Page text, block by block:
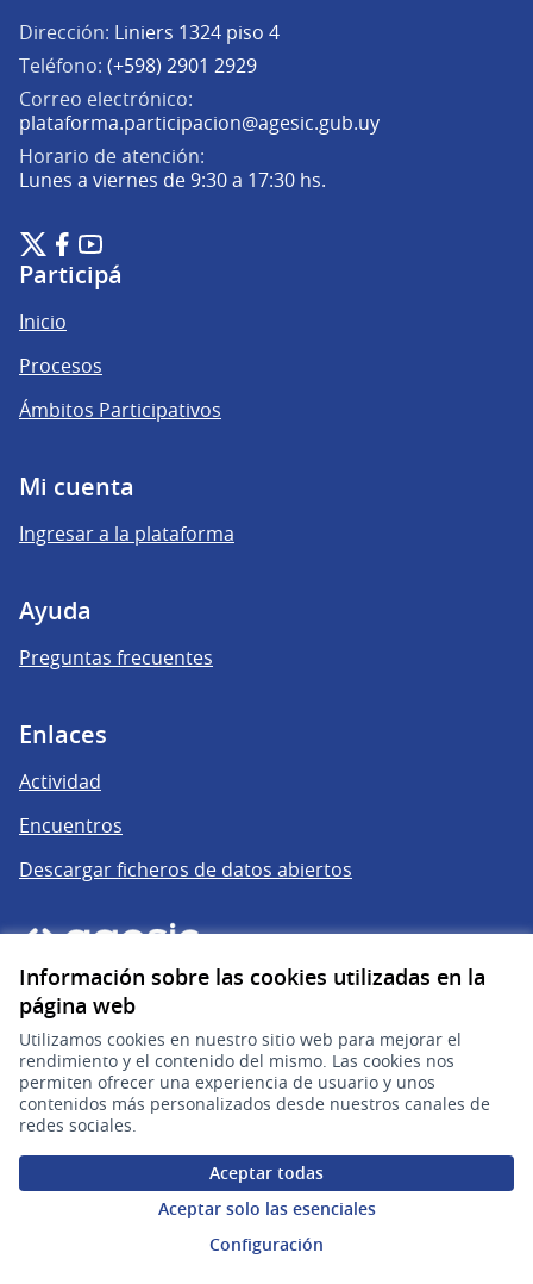
Información sobre las cookies utilizadas en la
página web
Utilizamos cookies en nuestro sitio web para mejorar el
rendimiento y el contenido del mismo. Las cookies nos
permiten ofrecer una experiencia de usuario y unos
contenidos más personalizados desde nuestros canales de
redes sociales.
Aceptar todas
Aceptar solo las esenciales
Configuración
Dirección: Liniers 1324 piso 4
Teléfono: (+598) 2901 2929
Correo electrónico:
plataforma.participacion@agesic.gub.uy(Abrir en una
Horario de atención:
Lunes a viernes de 9:30 a 17:30 hs.
Plataforma de Participación Ciudadana Digital en X
(Enlace externo)
Plataforma de Participación Ciudadana Digital en Facebook
(Enlace externo)
Plataforma de Participación Ciudadana Digital en
(Enlace externo)
Participá
Inicio
Procesos
Ámbitos Participativos
Mi cuenta
Ingresar a la plataforma
Ayuda
Preguntas frecuentes
Enlaces
Actividad
Encuentros
Descargar ficheros de datos abiertos
gub.uy
(Enlace externo)
Sitio oficial de la República Oriental del Uruguay
Configuración de cookies
Web creada consoftware libre